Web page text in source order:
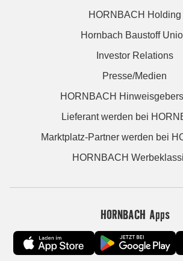
HORNBACH Holding
Hornbach Baustoff
Investor Relations
Presse/Medien
HORNBACH
Lieferant werden bei
Marktplatz-Partner werden bei
HORNBACH
HORNBACH Apps